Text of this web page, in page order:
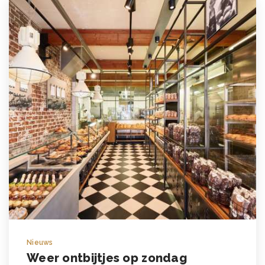
Nieuws
Weer ontbijtjes op zondag